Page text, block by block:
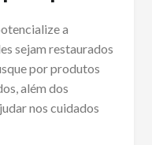
a
sejam restaurados
por produtos
além dos
nos cuidados